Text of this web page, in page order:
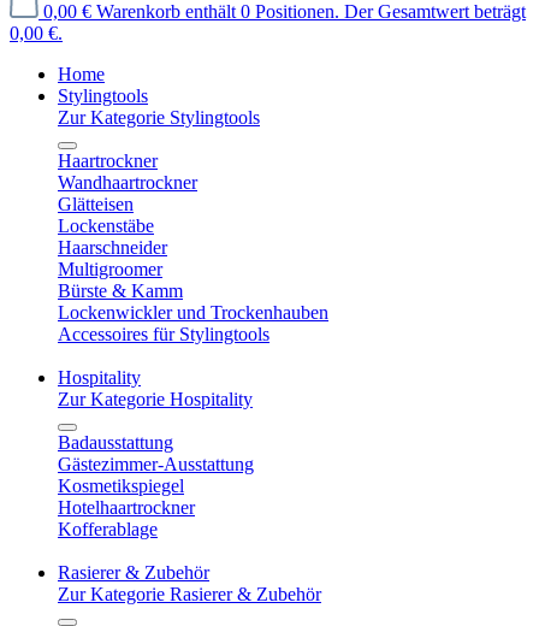
0,00 € Warenkorb enthält 0 Positionen. Der Gesamtwert beträgt
0,00 €.
Home
Stylingtools
Zur Kategorie Stylingtools
Haartrockner
Wandhaartrockner
Glätteisen
Lockenstäbe
Haarschneider
Multigroomer
Bürste & Kamm
Lockenwickler und Trockenhauben
Accessoires für Stylingtools
Hospitality
Zur Kategorie Hospitality
Badausstattung
Gästezimmer-Ausstattung
Kosmetikspiegel
Hotelhaartrockner
Kofferablage
Rasierer & Zubehör
Zur Kategorie Rasierer & Zubehör